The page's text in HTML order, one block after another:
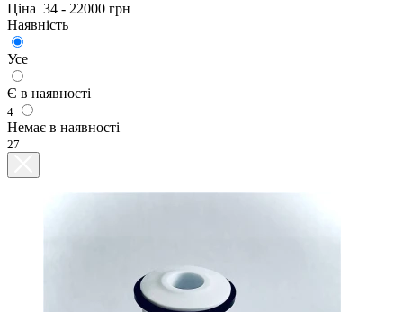
Ціна 34 - 22000 грн
Наявність
Усе
Є в наявності
4
Немає в наявності
27